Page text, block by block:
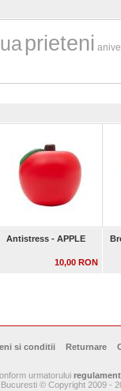
prieteni
Antistress - APPLE
10,00 RON
si conditii Returnare
urmatorului regulament
© Copyright 2009 -